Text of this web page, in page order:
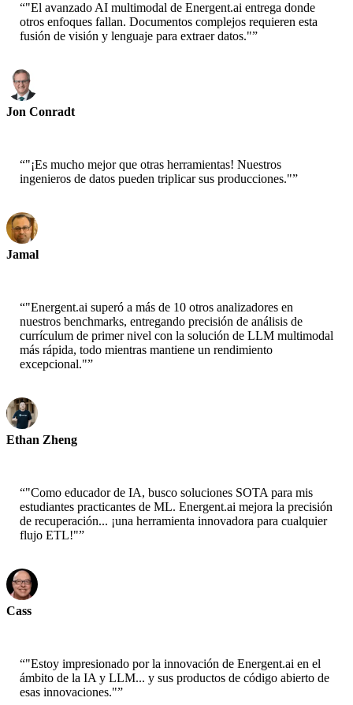
“"El avanzado AI multimodal de Energent.ai entrega donde
otros enfoques fallan. Documentos complejos requieren esta
fusión de visión y lenguaje para extraer datos."”
Jon Conradt
“"¡Es mucho mejor que otras herramientas! Nuestros
ingenieros de datos pueden triplicar sus producciones."”
Jamal
“"Energent.ai superó a más de 10 otros analizadores en
nuestros benchmarks, entregando precisión de análisis de
currículum de primer nivel con la solución de LLM multimodal
más rápida, todo mientras mantiene un rendimiento
excepcional."”
Ethan Zheng
“"Como educador de IA, busco soluciones SOTA para mis
estudiantes practicantes de ML. Energent.ai mejora la precisión
de recuperación... ¡una herramienta innovadora para cualquier
flujo ETL!"”
Cass
“"Estoy impresionado por la innovación de Energent.ai en el
ámbito de la IA y LLM... y sus productos de código abierto de
esas innovaciones."”